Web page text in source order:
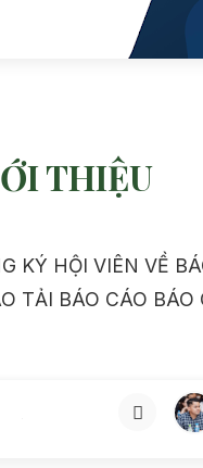
THIỆU
KÝ HỘI VIÊN VỀ
TẢI BÁO CÁO BÁO